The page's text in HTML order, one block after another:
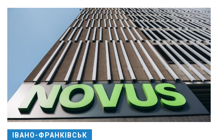
ІВАНО-ФРАНКІВСЬК